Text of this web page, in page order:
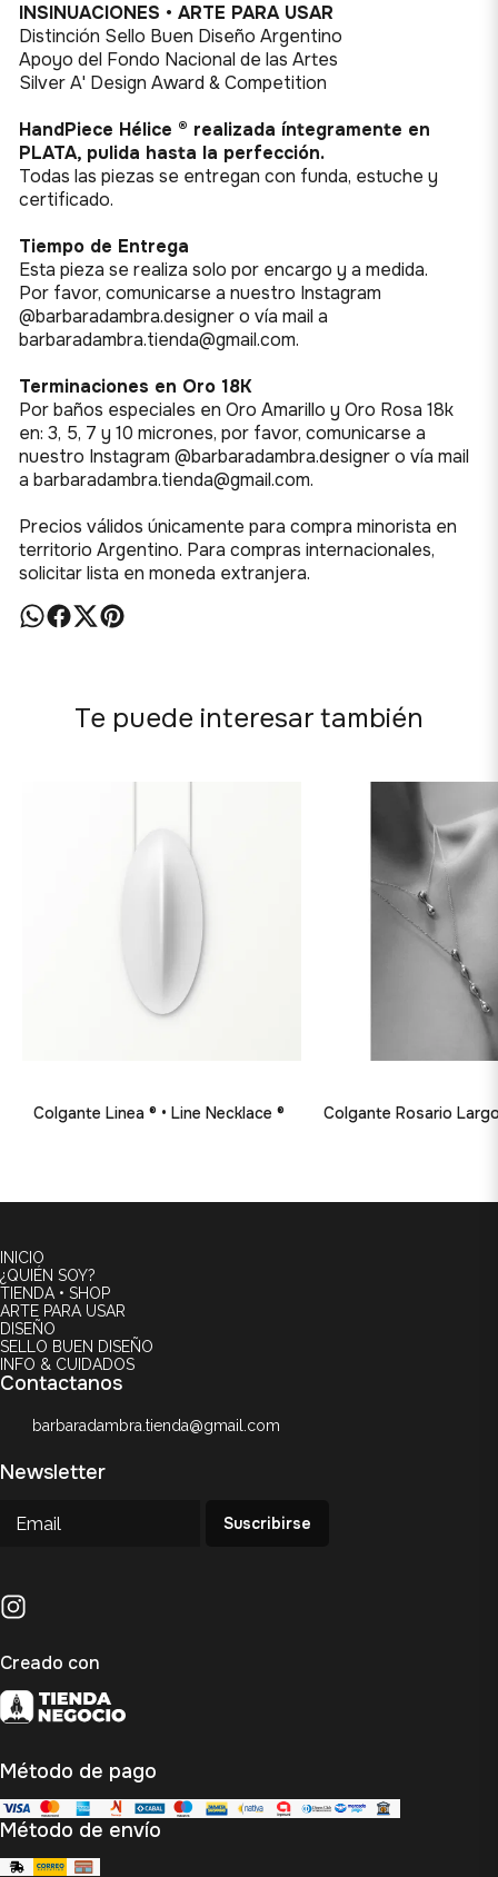
INSINUACIONES • ARTE PARA USAR
Distinción Sello Buen Diseño Argentino
Apoyo del Fondo Nacional de las Artes
Silver A' Design Award & Competition
HandPiece Hélice ® realizada íntegramente en
PLATA, pulida hasta la perfección.
Todas las piezas se entregan con funda, estuche y
certificado.
Tiempo de Entrega
Esta pieza se realiza solo por encargo y a medida.
Por favor, comunicarse a nuestro Instagram
@barbaradambra.designer o vía mail a
barbaradambra.tienda@gmail.com.
Terminaciones en Oro 18K
Por baños especiales en Oro Amarillo y Oro Rosa 18k
en: 3, 5, 7 y 10 micrones, por favor, comunicarse a
nuestro Instagram @barbaradambra.designer o vía mail
a barbaradambra.tienda@gmail.com.
Precios válidos únicamente para compra minorista en
territorio Argentino. Para compras internacionales,
solicitar lista en moneda extranjera.
Te puede interesar también
Colgante Linea ® • Line Necklace ® Colgante Rosario
INICIO
¿QUIÉN SOY?
TIENDA • SHOP
ARTE PARA USAR
DISEÑO
SELLO BUEN DISEÑO
INFO & CUIDADOS
Contactanos
barbaradambra.tienda@gmail.com
Newsletter
Suscribirse
Creado con
Método de pago
Método de envío